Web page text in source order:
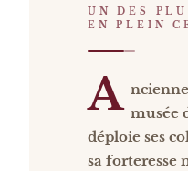
UN DES
EN PLEIN
A musée
déploie ses
sa forteresse